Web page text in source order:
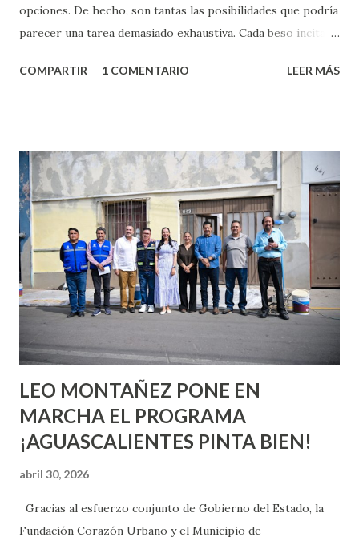
opciones. De hecho, son tantas las posibilidades que podría
parecer una tarea demasiado exhaustiva. Cada beso incita
partes de ti que jamás hubieras imaginado. El problema es
conoces ni la mitad de lo que deberías saber. Pero incluso
quienes ya han tenido relaciones sexuales no son expertos
o expertas en el tema. Siempre hay algo nuevo que
aprender y nuevas experiencias que conocer. Si eres una
chica y aún no has tenido relaciones sexuales, tal vez
pienses que el sexo será increíble y no puedas esperar para
experimentarlo, pero como cualquier persona con
experiencia te dirá, siempre es mejor cuando ambas partes
son suficientemen...
COMPARTIR 1 COMENTARIO LEER MÁS
LEO MONTAÑEZ PONE EN
MARCHA EL PROGRAMA
¡AGUASCALIENTES PINTA BIEN!
abril 30, 2026
Gracias al esfuerzo conjunto de Gobierno del Estado, la
Fundación Corazón Urbano y el Municipio de